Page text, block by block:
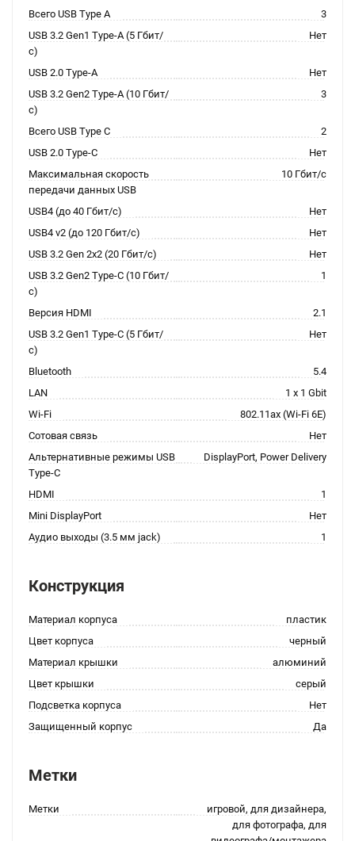
Всего USB Type A
3
USB 3.2 Gen1 Type-A (5 Гбит/
с)
Нет
USB 2.0 Type-A
Нет
USB 3.2 Gen2 Type-A (10 Гбит/
с)
3
Всего USB Type C
2
USB 2.0 Type-C
Нет
Максимальная скорость
передачи данных USB
10 Гбит/с
USB4 (до 40 Гбит/с)
Нет
USB4 v2 (до 120 Гбит/с)
Нет
USB 3.2 Gen 2x2 (20 Гбит/с)
Нет
USB 3.2 Gen2 Type-C (10 Гбит/
с)
1
Версия HDMI
2.1
USB 3.2 Gen1 Type-C (5 Гбит/
с)
Нет
Bluetooth
5.4
LAN
1 x 1 Gbit
Wi-Fi
802.11ax (Wi-Fi 6E)
Сотовая связь
Нет
Альтернативные режимы USB
Type-C
DisplayPort, Power Delivery
HDMI
1
Mini DisplayPort
Нет
Аудио выходы (3.5 мм jack)
1
Конструкция
Материал корпуса
пластик
Цвет корпуса
черный
Материал крышки
алюминий
Цвет крышки
серый
Подсветка корпуса
Нет
Защищенный корпус
Да
Метки
Метки
игровой, для дизайнера,
для фотографа, для